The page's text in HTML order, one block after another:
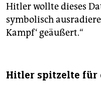
Hitler wollte dieses
symbolisch
Kampf‘ geäußert.“
Hitler spitzelte für